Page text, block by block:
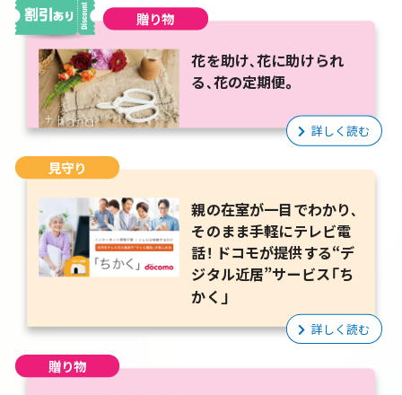
花を助け、花に助けられ
る、花の定期便。
贈り物
詳しく読む
親の在室が一目でわかり、
そのまま手軽にテレビ電
話！ ドコモが提供する“デ
ジタル近居”サービス「ち
かく」
見守り
詳しく読む
贈り物